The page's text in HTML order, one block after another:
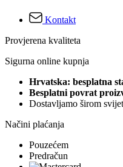
Kontakt
Provjerena kvaliteta
Sigurna online kupnja
Hrvatska: besplatna
Besplatni povrat
Dostavljamo širom
Načini plaćanja
Pouzećem
Predračun